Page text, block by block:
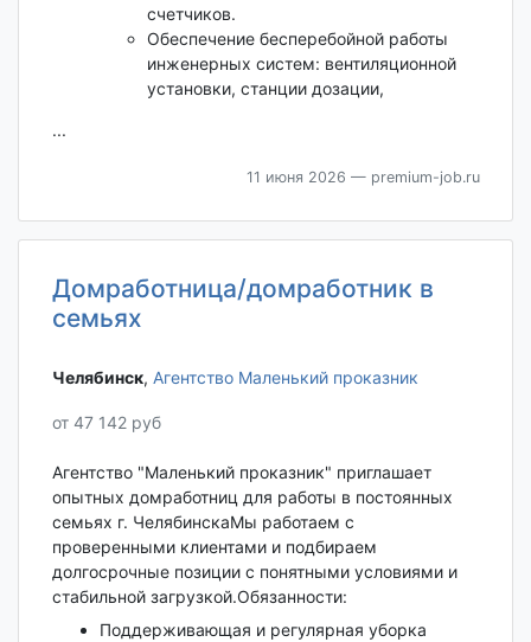
счетчиков.
Обеспечение бесперебойной работы
инженерных систем: вентиляционной
установки, станции дозации,
...
11 июня 2026 — premium-job.ru
Домработница/домработник в
семьях
Челябинск‎, Агентство Маленький проказник
от 47 142 руб
Агентство "Маленький проказник" приглашает
опытных домработниц для работы в постоянных
семьях г. ЧелябинскаМы работаем с
проверенными клиентами и подбираем
долгосрочные позиции с понятными условиями и
стабильной загрузкой.​​​​​​​Обязанности:
Поддерживающая и регулярная уборка